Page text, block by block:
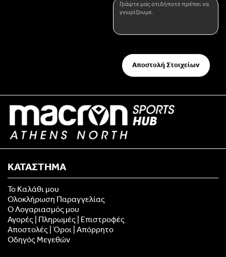
Αποστολή Στοιχείων
ΚΑΤΑΣΤΗΜΑ
Το Καλάθι μου
Ολοκλήρωση Παραγγελίας
Ο Λογαριασμός μου
Αγορές | Πληρωμές | Επιστροφές
Αποστολές | Όροι | Απόρρητο
Οδηγός Μεγεθών